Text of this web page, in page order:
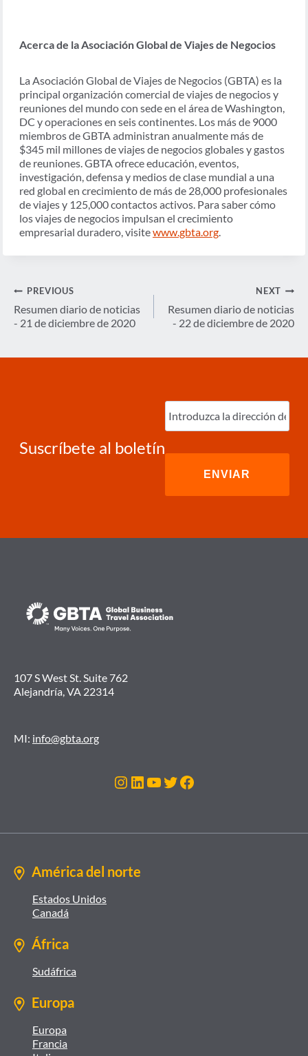
Acerca de la Asociación Global de Viajes de Negocios
La Asociación Global de Viajes de Negocios (GBTA) es la
principal organización comercial de viajes de negocios y
reuniones del mundo con sede en el área de Washington,
DC y operaciones en seis continentes. Los más de 9000
miembros de GBTA administran anualmente más de
$345 mil millones de viajes de negocios globales y gastos
de reuniones. GBTA ofrece educación, eventos,
investigación, defensa y medios de clase mundial a una
red global en crecimiento de más de 28,000 profesionales
de viajes y 125,000 contactos activos. Para saber cómo
los viajes de negocios impulsan el crecimiento
empresarial duradero, visitewww.gbta.org.
Navegación
de
entradas
PREVIOUS
Resumen diario de noticias
- 21 de diciembre de 2020
NEXT
Resumen diario de noticias
- 22 de diciembre de 2020
Suscríbete al boletín
Ingrese
correo
electrónico
107 S West St. Suite 762
Alejandría, VA 22314
MI: info@gbta.org
Instagram
LinkedIn
YouTube
Twitter
Facebook
América del norte
Estados Unidos
Canadá
África
Sudáfrica
Europa
Europa
Francia